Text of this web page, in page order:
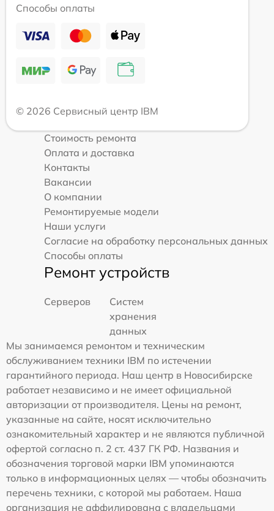
Способы оплаты
© 2026 Сервисный центр IBM
Стоимость ремонта
Оплата и доставка
Контакты
Вакансии
О компании
Ремонтируемые модели
Наши услуги
Согласие на обработку персональных данных
Способы оплаты
Ремонт устройств
Серверов
Систем
хранения
данных
Мы занимаемся ремонтом и техническим
обслуживанием техники IBM по истечении
гарантийного периода. Наш центр в Новосибирске
работает независимо и не имеет официальной
авторизации от производителя. Цены на ремонт,
указанные на сайте, носят исключительно
ознакомительный характер и не являются публичной
офертой согласно п. 2 ст. 437 ГК РФ. Названия и
обозначения торговой марки IBM упоминаются
только в информационных целях — чтобы обозначить
перечень техники, с которой мы работаем. Наша
организация не аффилирована с владельцами